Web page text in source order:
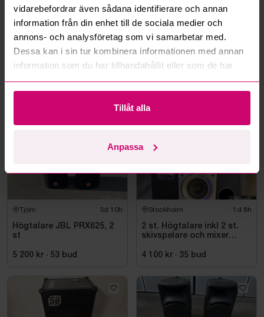
vidarebefordrar även sådana identifierare och annan
information från din enhet till de sociala medier och
annons- och analysföretag som vi samarbetar med.
Dessa kan i sin tur kombinera informationen med annan
information som du har tillhandahållit eller som de har
samlat in när du har använt deras tjänster.
Tillåt alla
Anpassa
Kan ni frakta mina vunna objekt?
Läs fler frågor och svar
Mer från samma kategori
Tjörn 3d 10h
Högtalare JBL PRX625, 2
st
5 200 kr · 53 bud
Stockholm 1d 8h
2 st. Högtalare inkl 2 st.
skivspelare och mixer
4 100 kr · 35 bud